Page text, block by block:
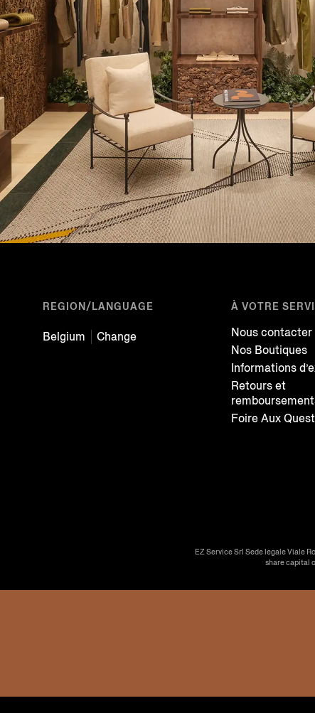
REGION/LANGUAGE
Belgium Change
À VOTRE
Nous contacter
Nos Boutiques
Informations
Retours et
Foire Aux
EZ Service Srl Sede legale Viale
share capital